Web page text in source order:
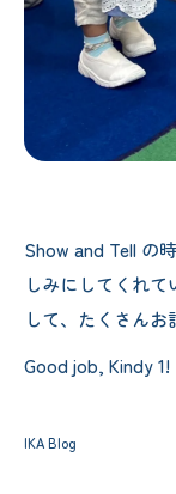
Show and Tell の
しみにしてくれ
して、たくさん
Good job, Kindy 1!
IKA Blog